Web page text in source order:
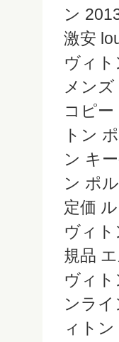
ン
激安
ヴィ
メン
コピ
トン
ン キ
ン ポ
定価
ヴィ
規品
ヴィ
ンラ
ィト